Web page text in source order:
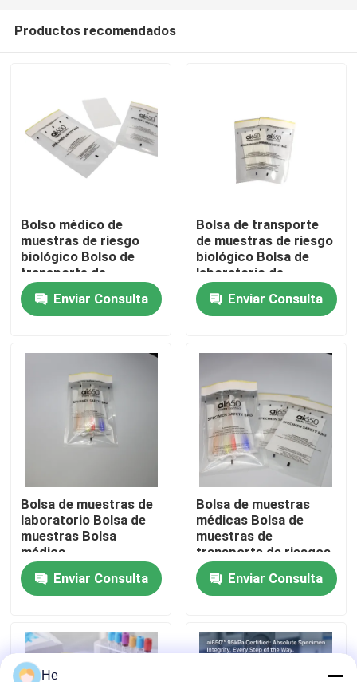
En casa
Productos
Los vídeos
Sobre nosotros
Recorrido por la fábrica
Noticias
Solicitar una cita
bolso del transporte del espécimen 95kPa
Productos recomendados
Bolso médico de
muestras de riesgo
biológico Bolso de
transporte de
muestras
Enviar Consulta
Bolsa de transporte
de muestras de riesgo
biológico Bolsa de
laboratorio de
muestras
Enviar Consulta
Bolsa de muestras de
laboratorio Bolsa de
muestras Bolsa
médica
Enviar Consulta
Bolsa de muestras
médicas Bolsa de
muestras de
transporte de riesgos
biológicos
Enviar Consulta
He